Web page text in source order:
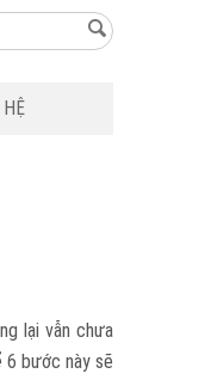
lại vẫn chưa
6 bước này sẽ